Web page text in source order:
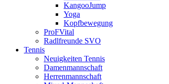
KangooJump
Yoga
Kopfbewegung
ProFVital
Radlfreunde SVO
Tennis
Neuigkeiten Tennis
Damenmannschaft
Herrenmannschaft